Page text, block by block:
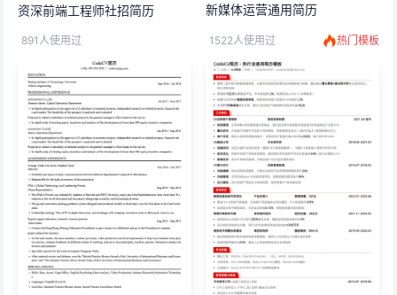
资深前端工程师社招简历 新媒体运营通用简历
891人使用过 1522人使用过 热门模板